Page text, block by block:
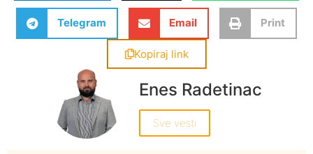
Telegram Email Print
Kopiraj link
Enes Radetinac
Sve vesti